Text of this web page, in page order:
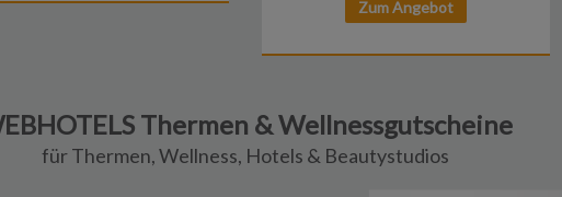
Zum Angebot
Thermen & Wellnessgutscheine
für Thermen, Wellness, Hotels & Beautystudios